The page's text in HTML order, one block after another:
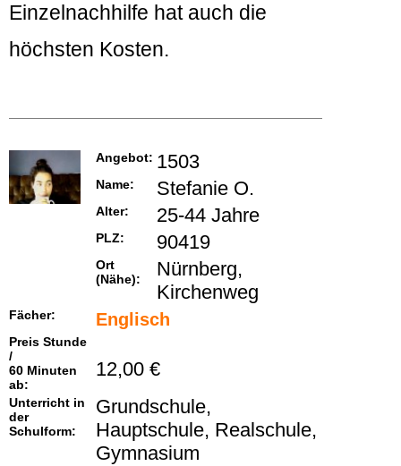
Einzelnachhilfe hat auch die
höchsten Kosten.
Angebot: 1503
Name: Stefanie O.
Alter: 25-44 Jahre
PLZ: 90419
Ort
(Nähe):
Nürnberg,
Kirchenweg
Fächer: Englisch
Preis Stunde
/
60 Minuten
ab:
12,00 €
Unterricht in
der
Schulform:
Grundschule,
Hauptschule, Realschule,
Gymnasium